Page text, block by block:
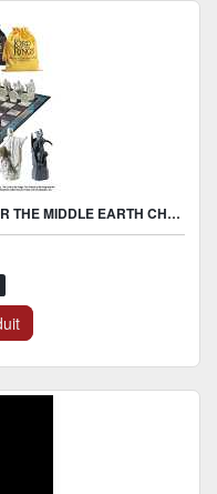
THE LORD OF THE RINGS - BATTLE FOR THE MIDDLE EARTH CHESS SET